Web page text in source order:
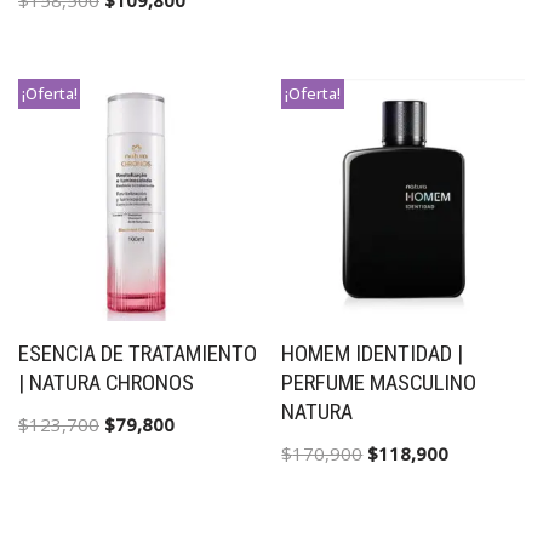
¡Oferta!
ESENCIA DE TRATAMIENTO
| NATURA CHRONOS
$123,700 $79,800
¡Oferta!
HOMEM IDENTIDAD |
PERFUME MASCULINO
NATURA
$170,900 $118,900